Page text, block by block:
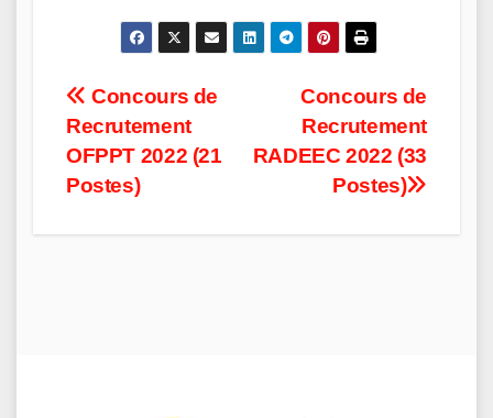
Post
navigation
Concours de
Recrutement
RADEEC 2022 (33
Postes)
Concours de
Recrutement
OFPPT 2022 (21
Postes)